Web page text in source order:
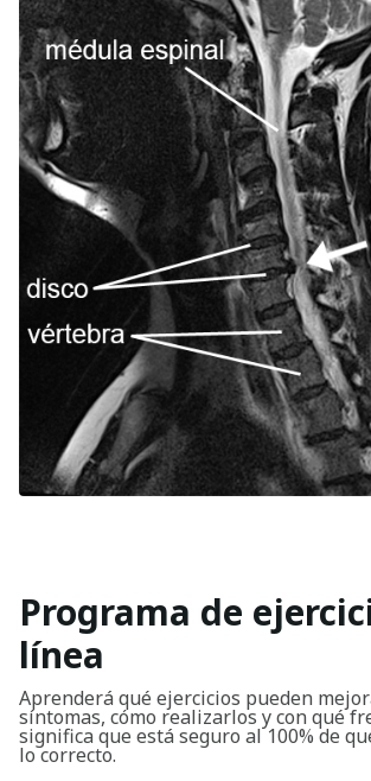
Programa de
línea
Aprenderá qué ejercicios pueden
síntomas, cómo realizarlos y con qué
significa que está seguro al 100% de
lo correcto.